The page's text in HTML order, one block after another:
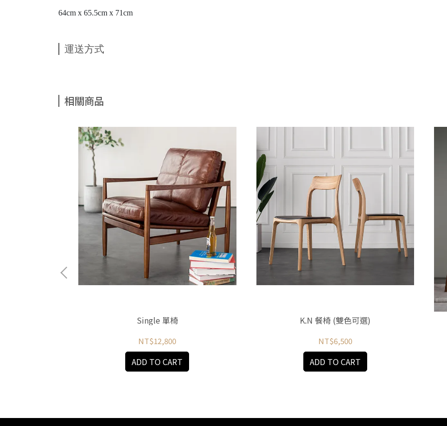
64cm x 65.5cm x 71cm
運送方式
相關商品
Single 單椅
NT$12,800
ADD TO CART
K.N 餐椅 (雙色可選)
NT$6,500
ADD TO CART